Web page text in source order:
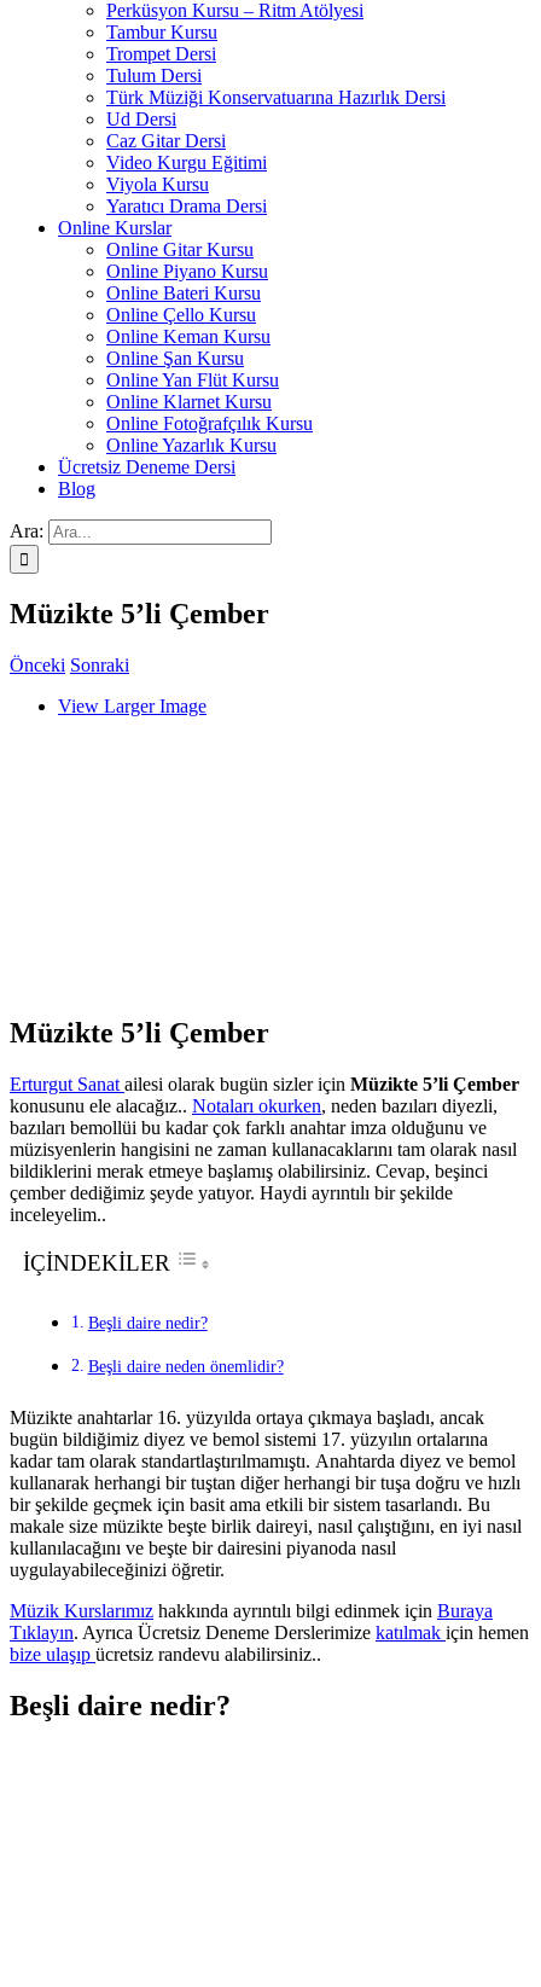
Perküsyon Kursu – Ritm Atölyesi
Tambur Kursu
Trompet Dersi
Tulum Dersi
Türk Müziği Konservatuarına Hazırlık Dersi
Ud Dersi
Caz Gitar Dersi
Video Kurgu Eğitimi
Viyola Kursu
Yaratıcı Drama Dersi
Online Kurslar
Online Gitar Kursu
Online Piyano Kursu
Online Bateri Kursu
Online Çello Kursu
Online Keman Kursu
Online Şan Kursu
Online Yan Flüt Kursu
Online Klarnet Kursu
Online Fotoğrafçılık Kursu
Online Yazarlık Kursu
Ücretsiz Deneme Dersi
Blog
Ara:
Müzikte 5’li Çember
Önceki Sonraki
View Larger Image
Müzikte 5’li Çember
Erturgut Sanat ailesi olarak bugün sizler için Müzikte 5’li Çember
konusunu ele alacağız.. Notaları okurken, neden bazıları diyezli,
bazıları bemollüi bu kadar çok farklı anahtar imza olduğunu ve
müzisyenlerin hangisini ne zaman kullanacaklarını tam olarak nasıl
bildiklerini merak etmeye başlamış olabilirsiniz. Cevap, beşinci
çember dediğimiz şeyde yatıyor. Haydi ayrıntılı bir şekilde
inceleyelim..
İÇİNDEKİLER
Beşli daire nedir?
Beşli daire neden önemlidir?
Müzikte anahtarlar 16. yüzyılda ortaya çıkmaya başladı, ancak
bugün bildiğimiz diyez ve bemol sistemi 17. yüzyılın ortalarına
kadar tam olarak standartlaştırılmamıştı. Anahtarda diyez ve bemol
kullanarak herhangi bir tuştan diğer herhangi bir tuşa doğru ve hızlı
bir şekilde geçmek için basit ama etkili bir sistem tasarlandı. Bu
makale size müzikte beşte birlik daireyi, nasıl çalıştığını, en iyi nasıl
kullanılacağını ve beşte bir dairesini piyanoda nasıl
uygulayabileceğinizi öğretir.
Müzik Kurslarımız hakkında ayrıntılı bilgi edinmek için Buraya
Tıklayın. Ayrıca Ücretsiz Deneme Derslerimize katılmak için hemen
bize ulaşıp ücretsiz randevu alabilirsiniz..
Beşli daire nedir?